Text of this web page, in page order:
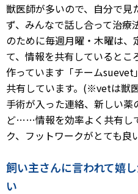
獣医師が多いので、自分で見
ず、みんなで話し合って治療
のために毎週月曜・木曜は
て、情報を共有しているとこ
作っています「チームsuevet
共有しています。(※vetは獣
手術が入った連絡、新しい
ど……情報を効率よく共有し
ク、フットワークがとても良
飼い主さんに言われて嬉
い